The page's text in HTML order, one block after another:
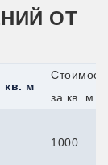
ОТ
кв. м
за кв. м
1000